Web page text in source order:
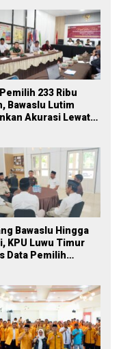
233 Ribu
Bawaslu Lutim
Akurasi Lewat
Bawaslu Hingga
KPU Luwu Timur
Data Pemilih